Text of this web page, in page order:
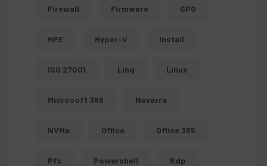
Firewall Firmware GPO
HPE Hyper-V Install
ISO 27001 Linq Linux
Microsoft 365 Navarra
NVMe Office Office 365
Pfx Powershell Rdp